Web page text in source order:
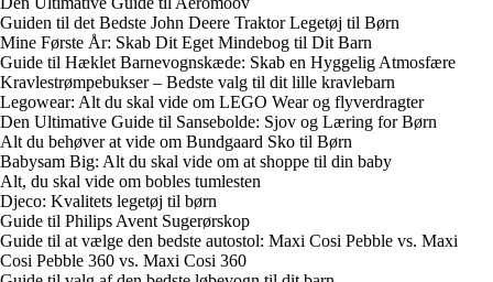
Guiden til det Bedste John Deere Traktor Legetøj til Børn
Mine Første År: Skab Dit Eget Mindebog til Dit Barn
Guide til Hæklet Barnevognskæde: Skab en Hyggelig Atmosfære
Kravlestrømpebukser – Bedste valg til dit lille kravlebarn
Legowear: Alt du skal vide om LEGO Wear og flyverdragter
Den Ultimative Guide til Sansebolde: Sjov og Læring for Børn
Alt du behøver at vide om Bundgaard Sko til Børn
Babysam Big: Alt du skal vide om at shoppe til din baby
Alt, du skal vide om bobles tumlesten
Djeco: Kvalitets legetøj til børn
Guide til Philips Avent Sugerørskop
Guide til at vælge den bedste autostol: Maxi Cosi Pebble vs. Maxi
Cosi Pebble 360 vs. Maxi Cosi 360